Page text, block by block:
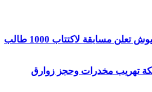
الأركان العامة للجيوش تعلن مسابقة لاكتتاب 1000 طالب
تهريب مخدرات وحجز زوارق